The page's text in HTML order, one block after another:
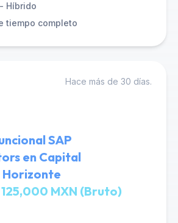
Híbrido
tiempo completo
Hace más de 30 días.
SAP
en Capital
Horizonte
MXN (Bruto)